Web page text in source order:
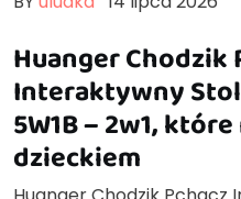
Huanger Chodzik
Interaktywny
5W1B – 2w1,
dzieckiem